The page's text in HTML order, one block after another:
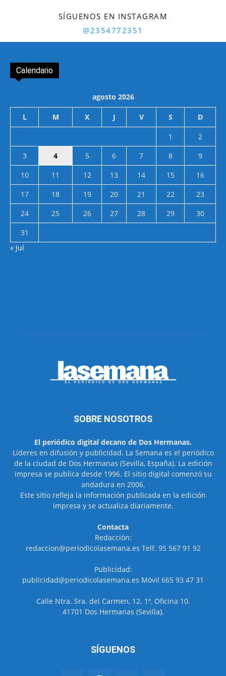
SÍGUENOS EN INSTAGRAM
@2354772351
Calendario
agosto 2026
L M X J V S D
1
2
3
4 5 6 7 8
9
10
11 12 13 14 15
16
17
18 19 20 21 22
23
24
25 26 27 28 29
30
31
« Jul
SOBRE NOSOTROS
El periódico digital decano de Dos Hermanas.
Líderes en difusión y publicidad. La Semana es el periódico
de la ciudad de Dos Hermanas (Sevilla, España). La edición
impresa se publica desde 1996. El sitio digital comenzó su
andadura en 2006.
Este sitio refleja la información publicada en la edición
impresa y se actualiza diariamente.
Contacta
Redacción:
redaccion@periodicolasemana.es Telf. 95 567 91 92
Publicidad:
publicidad@periodicolasemana.es Móvil 665 93 47 31
Calle Ntra. Sra. del Carmen, 12. 1º, Oficina 10.
41701 Dos Hermanas (Sevilla).
SÍGUENOS